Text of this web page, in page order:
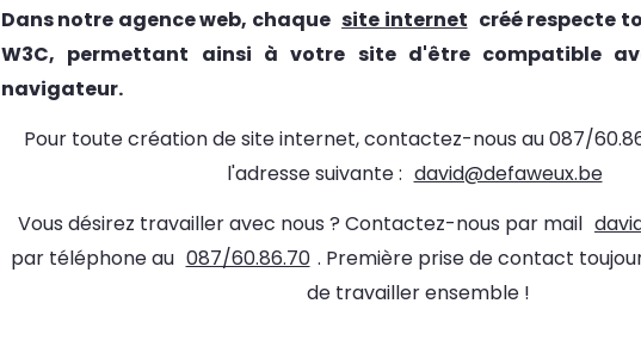
Dans notre agence web, chaque site internet créé respecte
W3C, permettant ainsi à votre site d'être compatible
navigateur.
Pour toute création de site internet, contactez-nous au 087/
l'adresse suivante : david@defaweux.be
Vous désirez travailler avec nous ? Contactez-nous par mail
par téléphone au 087/60.86.70 . Première prise de contact
de travailler ensemble !